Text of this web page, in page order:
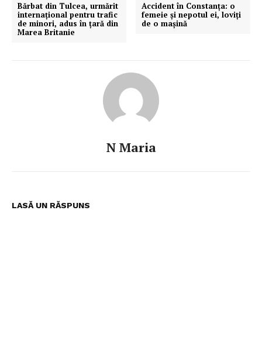
Bărbat din Tulcea, urmărit
internațional pentru trafic
de minori, adus în țară din
Marea Britanie
Accident în Constanța: o
femeie și nepotul ei, loviți
de o mașină
N Maria
LASĂ UN RĂSPUNS